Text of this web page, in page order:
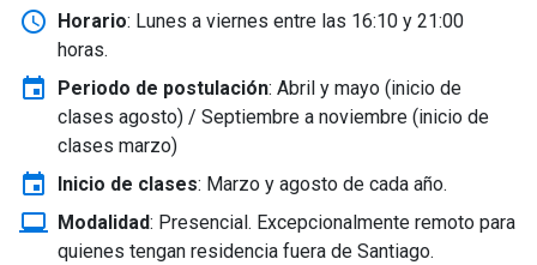
schedule Horario: Lunes a viernes entre las 16:10 y 21:00
horas.
event Periodo de postulación: Abril y mayo (inicio de
clases agosto) / Septiembre a noviembre (inicio de
clases marzo)
event Inicio de clases: Marzo y agosto de cada año.
laptop_windows Modalidad: Presencial. Excepcionalmente remoto para
quienes tengan residencia fuera de Santiago.